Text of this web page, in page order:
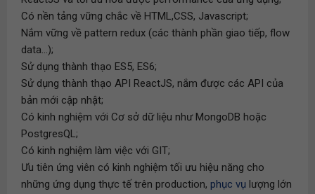
Có nền tảng vững chắc về HTML,CSS, Javascript;
Nắm vững về pattern redux (các thành phần giao tiếp, flow
data...);
Sử dụng thành thạo ES5, ES6;
Sử dụng thành thạo API ReactJS, nắm được các API của
bản mới cập nhật;
Có kinh nghiệm với Cơ sở dữ liệu như MongoDB hoặc
PostgresQL;
Có kinh nghiệm làm việc với GIT;
Ưu tiên ứng viên có kinh nghiệm tối ưu hiệu năng cho
những ứng dụng thực tế trên production, phục vụ lượng lớn